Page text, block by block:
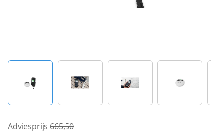
Adviesprijs 665,50